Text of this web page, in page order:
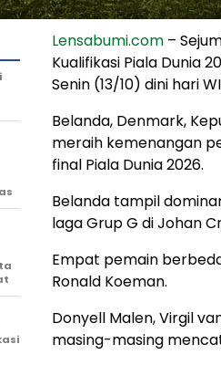
Lensabumi.com –
Kualifikasi Piala Dunia
Senin (13/10) dini hari
Belanda, Denmark,
meraih kemenangan
final Piala Dunia 2026.
Belanda tampil
laga Grup G di Johan
Empat pemain
Ronald Koeman.
Donyell Malen, Virgil
masing-masing